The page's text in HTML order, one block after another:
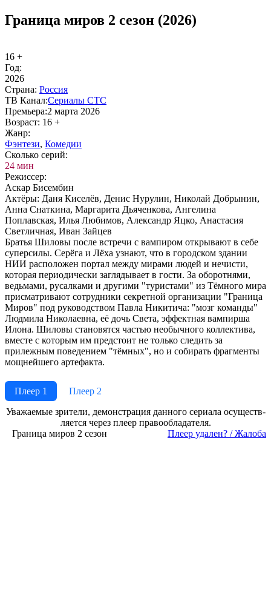
Граница миров 2 сезон (2026)
16 +
Год:
2026
Стра­на: Рос­сия
ТВ Ка­нал:Се­риа­лы СТС
Пре­мье­ра:2 марта 2026
Воз­раст: 16 +
Жанр:
Фэн­те­зи, Ко­ме­дии
Сколь­ко се­рий:
24 мин
Ре­жис­сер:
Аскар Бисембин
Ак­тё­ры: Даня Киселёв, Денис Нурулин, Николай Добрынин,
Анна Снаткина, Маргарита Дьяченкова, Ангелина
Поплавская, Илья Любимов, Александр Яцко, Анастасия
Светличная, Иван Зайцев
Братья Шиловы после встречи с вампиром открывают в себе
суперсилы. Серёга и Лёха узнают, что в городском здании
НИИ расположен портал между мирами людей и нечисти,
которая периодически заглядывает в гости. За оборотнями,
ведьмами, русалками и другими "туристами" из Тёмного мира
присматривают сотрудники секретной организации "Граница
Миров" под руководством Павла Никитича: "мозг команды"
Людмила Николаевна, её дочь Света, эффектная вампирша
Илона. Шиловы становятся частью необычного коллектива,
вместе с которым им предстоит не только следить за
прилежным поведением "тёмных", но и собирать фрагменты
мощнейшего артефакта.
Плеер 1
Плеер 2
Ува­жае­мые зри­те­ли, де­мон­ст­ра­ция дан­но­го се­риа­ла осу­ще­ст­в­
ля­ет­ся че­рез пле­ер пра­во­об­ла­да­те­ля.
Граница миров 2 сезон
Пле­ер уда­лен? / Жа­ло­ба